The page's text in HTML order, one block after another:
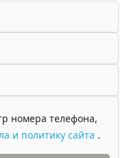
номера телефона,
и политику сайта .